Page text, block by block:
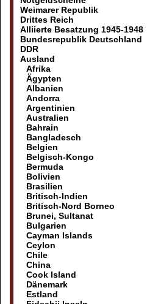
Weimarer Republik
Drittes Reich
Alliierte Besatzung 1945-1948
Bundesrepublik Deutschland
DDR
Ausland
Afrika
Ägypten
Albanien
Andorra
Argentinien
Australien
Bahrain
Bangladesch
Belgien
Belgisch-Kongo
Bermuda
Bolivien
Brasilien
Britisch-Indien
Britisch-Nord Borneo
Brunei, Sultanat
Bulgarien
Cayman Islands
Ceylon
Chile
China
Cook Island
Dänemark
Estland